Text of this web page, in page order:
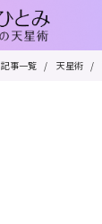
記事一覧 / 天星術 /